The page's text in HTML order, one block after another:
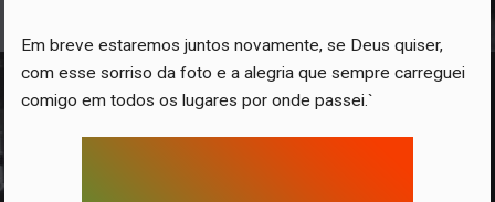
Em breve estaremos juntos novamente, se Deus quiser,
com esse sorriso da foto e a alegria que sempre carreguei
comigo em todos os lugares por onde passei.`